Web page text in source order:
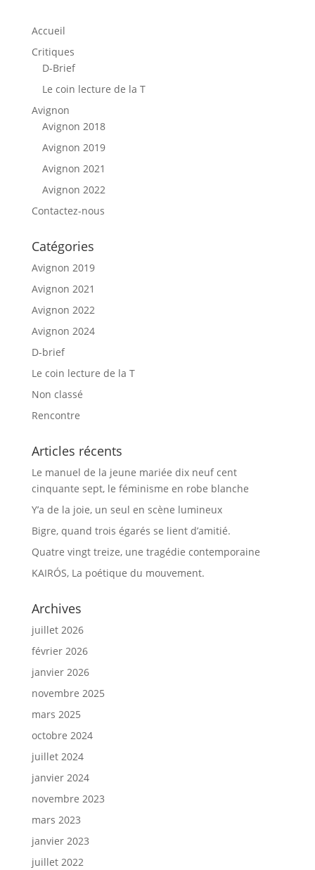
Accueil
Critiques
D-Brief
Le coin lecture de la T
Avignon
Avignon 2018
Avignon 2019
Avignon 2021
Avignon 2022
Contactez-nous
Catégories
Avignon 2019
Avignon 2021
Avignon 2022
Avignon 2024
D-brief
Le coin lecture de la T
Non classé
Rencontre
Articles récents
Le manuel de la jeune mariée dix neuf cent
cinquante sept, le féminisme en robe blanche
Y’a de la joie, un seul en scène lumineux
Bigre, quand trois égarés se lient d’amitié.
Quatre vingt treize, une tragédie contemporaine
KAIRÓS, La poétique du mouvement.
Archives
juillet 2026
février 2026
janvier 2026
novembre 2025
mars 2025
octobre 2024
juillet 2024
janvier 2024
novembre 2023
mars 2023
janvier 2023
juillet 2022